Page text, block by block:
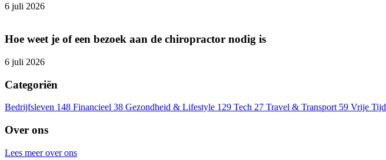
6 juli 2026
Hoe weet je of een bezoek aan de chiropractor nodig is
6 juli 2026
Categoriën
Bedrijfsleven 148 Financieel 38 Gezondheid & Lifestyle 129 Tech 27 Travel & Transport 59 Vrije Tijd
Over ons
Lees meer over ons